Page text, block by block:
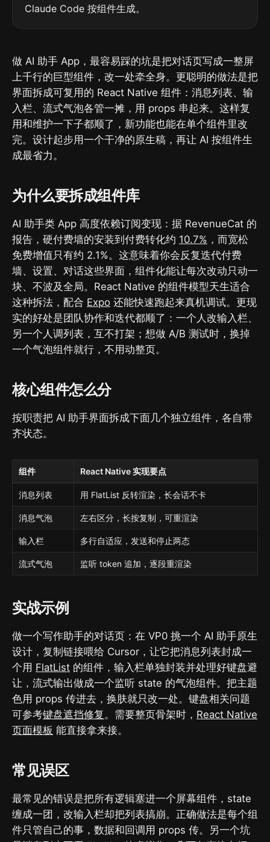
Claude Code 按组件生成。
做 AI 助手 App，最容易踩的坑是把对话页写成一整屏
上千行的巨型组件，改一处牵全身。更聪明的做法是把
界面拆成可复用的 React Native 组件：消息列表、输
入栏、流式气泡各管一摊，用 props 串起来。这样复
用和维护一下子都顺了，新功能也能在单个组件里改
完。设计起步用一个干净的原生稿，再让 AI 按组件生
成最省力。
为什么要拆成组件库
AI 助手类 App 高度依赖订阅变现：据 RevenueCat 的
报告，硬付费墙的安装到付费转化约 10.7% ，而宽松
免费增值只有约 2.1%。这意味着你会反复迭代付费
墙、设置、对话这些界面，组件化能让每次改动只动一
块、不波及全局。React Native 的组件模型天生适合
这种拆法，配合 Expo 还能快速跑起来真机调试。更现
实的好处是团队协作和迭代都顺了：一个人改输入栏、
另一个人调列表，互不打架；想做 A/B 测试时，换掉
一个气泡组件就行，不用动整页。
核心组件怎么分
按职责把 AI 助手界面拆成下面几个独立组件，各自带
齐状态。
组件 React Native 实现要点
消息列表 用 FlatList 反转渲染，长会话不卡
消息气泡 左右区分，长按复制，可重渲染
输入栏 多行自适应，发送和停止两态
流式气泡 监听 token 追加，逐段重渲染
实战示例
做一个写作助手的对话页：在 VP0 挑一个 AI 助手原生
设计，复制链接喂给 Cursor，让它把消息列表封成一
个用 FlatList 的组件，输入栏单独封装并处理好键盘避
让，流式输出做成一个监听 state 的气泡组件。把主题
色用 props 传进去，换肤就只改一处。键盘相关问题
可参考键盘遮挡修复 。需要整页骨架时， React Native
页面模板 能直接拿来接。
常见误区
最常见的错误是把所有逻辑塞进一个屏幕组件，state
缠成一团，改输入栏却把列表搞崩。正确做法是每个组
件只管自己的事，数据和回调用 props 传。另一个坑